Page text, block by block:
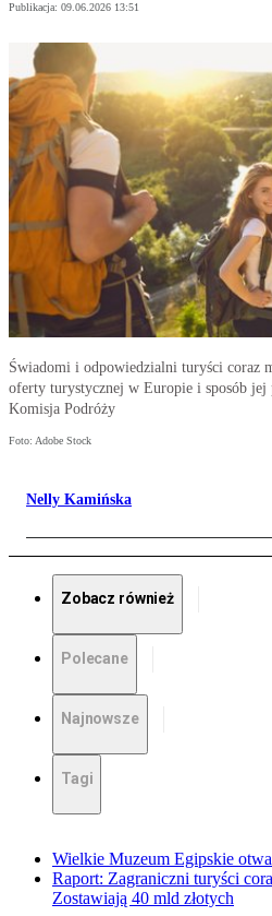
Publikacja: 09.06.2026 13:51
Świadomi i odpowiedzialni turyści coraz
oferty turystycznej w Europie i sposób jej
Komisja Podróży
Foto: Adobe Stock
Nelly Kamińska
Zobacz również
Polecane
Najnowsze
Tagi
Wielkie Muzeum Egipskie
Raport: Zagraniczni turyści
Zostawiają 40 mld złotych